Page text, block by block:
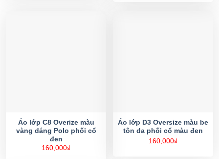
Áo lớp C8 Overize màu
vàng dáng Polo phối cổ
đen
160,000₫
Áo lớp D3 Oversize màu be
tôn da phối cổ màu đen
160,000₫